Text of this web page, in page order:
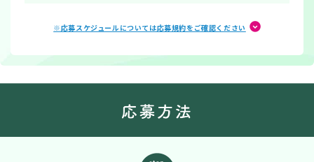
※応募スケジュールについては応募規約をご確認ください